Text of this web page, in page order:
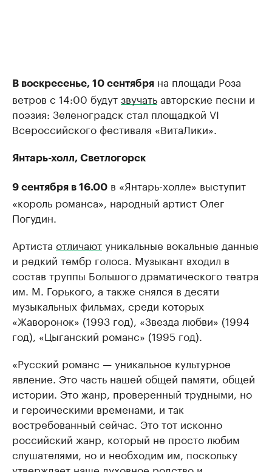
В воскресенье, 10 сентября на площади Роза
ветров с 14:00 будутзвучатьавторские песни и
поэзия: Зеленоградск стал площадкой VI
Всероссийского фестиваля «ВитаЛики».
Янтарь-холл, Светлогорск
9 сентября в 16.00 в «Янтарь-холле» выступит
«король романса», народный артист Олег
Погудин.
Артиста отличаютуникальные вокальные данные
и редкий тембр голоса. Музыкант входил в
состав труппы Большого драматического театра
им. М. Горького, а также снялся в десяти
музыкальных фильмах, среди которых
«Жаворонок» (1993 год), «Звезда любви» (1994
год), «Цыганский романс» (1995 год).
«Русский романс — уникальное культурное
явление. Это часть нашей общей памяти, общей
истории. Это жанр, проверенный трудными, но
и героическими временами, и так
востребованный сейчас. Это тот исконно
российский жанр, который не просто любим
слушателями, но и необходим им, поскольку
утверждает наше духовное родство и